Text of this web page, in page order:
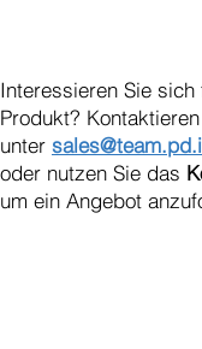
Interessieren Sie
Produkt?
unter
oder nutzen Sie das
um ein Angebot